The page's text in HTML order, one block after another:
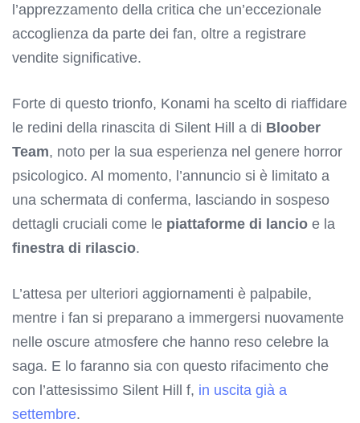
l’apprezzamento della critica che un’eccezionale
accoglienza da parte dei fan, oltre a registrare
vendite significative.
Forte di questo trionfo, Konami ha scelto di riaffidare
le redini della rinascita di Silent Hill a di Bloober
Team, noto per la sua esperienza nel genere horror
psicologico. Al momento, l’annuncio si è limitato a
una schermata di conferma, lasciando in sospeso
dettagli cruciali come le piattaforme di lancio e la
finestra di rilascio.
L’attesa per ulteriori aggiornamenti è palpabile,
mentre i fan si preparano a immergersi nuovamente
nelle oscure atmosfere che hanno reso celebre la
saga. E lo faranno sia con questo rifacimento che
con l’attesissimo Silent Hill f, in uscita già a
settembre.